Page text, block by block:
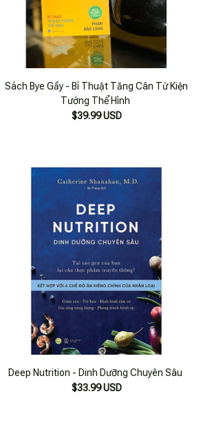
Sách Bye Gầy - Bí Thuật Tăng Cân Từ Kiện
Tướng Thể Hình
$39.99 USD
Deep Nutrition - Dinh Dưỡng Chuyên Sâu
$33.99 USD